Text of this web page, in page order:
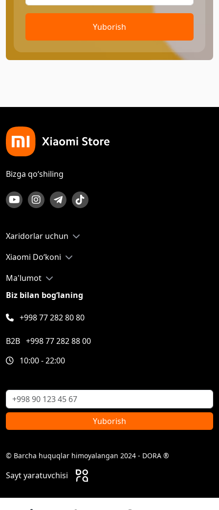
Yuborish
Bizga qo‘shiling
Xaridorlar uchun
Xiaomi Do‘koni
Ma'lumot
Biz bilan bog‘laning
+998 77 282 80 80
B2B +998 77 282 88 00
10:00 - 22:00
Yuborish
© Barcha huquqlar himoyalangan 2024 - DORA ®
Sayt yaratuvchisi